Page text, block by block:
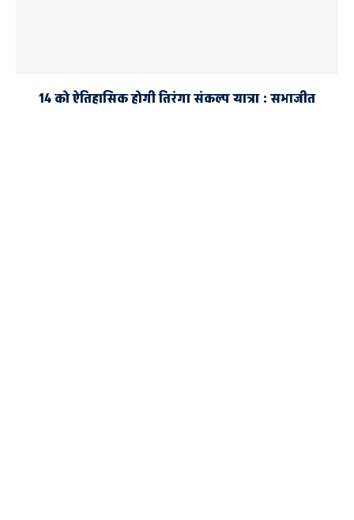
14 को ऐतिहासिक होगी तिरंगा संकल्प यात्रा : सभाजीत